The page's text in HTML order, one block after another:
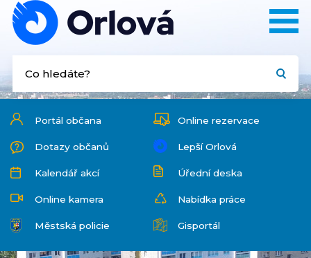
Portál občana Online rezervace
Dotazy občanů Lepší Orlová
Kalendář akcí Úřední deska
Online kamera Nabídka práce
Městská policie Gisportál